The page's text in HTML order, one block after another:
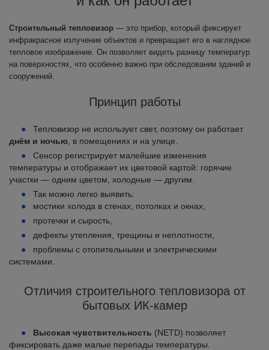
Строительный тепловизор — это прибор, который фиксирует
инфракрасное излучение объектов и превращает его в наглядное
тепловое изображение. Он позволяет видеть разницу температур
на поверхностях, что особенно важно при обследовании зданий и
сооружений.
Принцип работы
Тепловизор не использует свет, поэтому он работает
днём и ночью , в помещениях и на улице.
Сенсор регистрирует малейшие изменения
температуры и отображает их цветовой картой: горячие
участки — одним цветом, холодные — другим.
Так можно легко выявить:
мостики холода в стенах, потолках и окнах,
протечки и сырость,
дефекты утепления, трещины и неплотности,
проблемы с отопительными и электрическими
системами.
Отличия строительного тепловизора от
бытовых ИК-камер
Высокая чувствительность (NETD) позволяет
фиксировать даже малые перепады температуры.